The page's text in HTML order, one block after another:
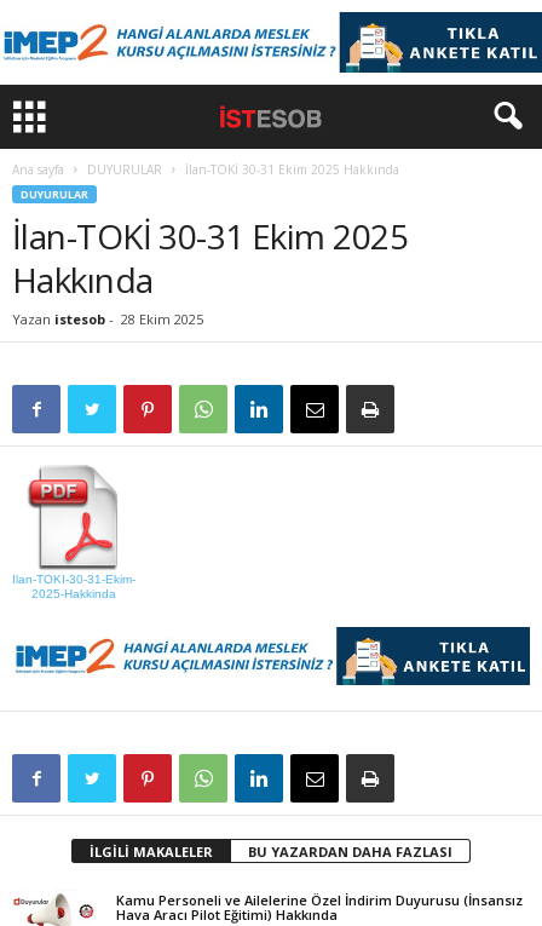
Ana sayfa DUYURULAR İlan-TOKİ 30-31 Ekim 2025 Hakkında
DUYURULAR
İlan-TOKİ 30-31 Ekim 2025
Hakkında
Yazan istesob - 28 Ekim 2025
Ilan-TOKI-30-31-Ekim-
2025-Hakkinda
İLGİLİ MAKALELER BU YAZARDAN DAHA FAZLASI
Kamu Personeli ve Ailelerine Özel İndirim Duyurusu (İnsansız
Hava Aracı Pilot Eğitimi) Hakkında